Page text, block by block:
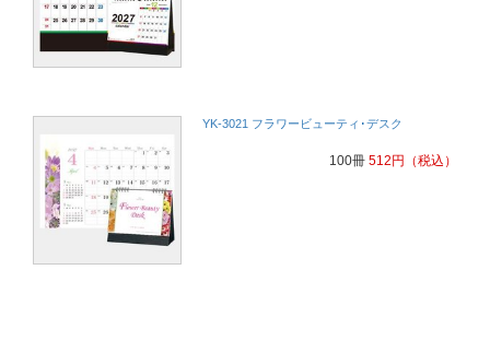
YK-3021 フラワービューティ･デスク
100冊 512 円 （税込）